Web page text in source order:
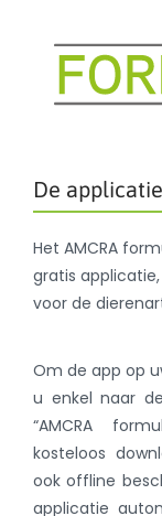
De
Het AMCRA
gratis
voor de
Om de app op
u enkel naar
“AMCRA
kosteloos
ook offline
applicatie